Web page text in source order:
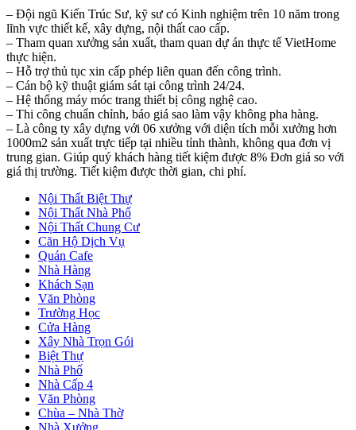
– Đội ngũ Kiến Trúc Sư, kỹ sư có Kinh nghiệm trên 10 năm trong
lĩnh vực thiết kế, xây dựng, nội thất cao cấp.
– Tham quan xưởng sản xuất, tham quan dự án thực tế VietHome
thực hiện.
– Hỗ trợ thủ tục xin cấp phép liên quan đến công trình.
– Cán bộ kỹ thuật giám sát tại công trình 24/24.
– Hệ thống máy móc trang thiết bị công nghệ cao.
– Thi công chuẩn chỉnh, báo giá sao làm vậy không pha hàng.
– Là công ty xây dựng với 06 xưởng với diện tích mỗi xưởng hơn
1000m2 sản xuất trực tiếp tại nhiều tỉnh thành, không qua đơn vị
trung gian. Giúp quý khách hàng tiết kiệm được 8% Đơn giá so với
giá thị trường. Tiết kiệm được thời gian, chi phí.
Nội Thất Biệt Thự
Nội Thất Nhà Phố
Nội Thất Chung Cư
Căn Hộ Dịch Vụ
Quán Cafe
Nhà Hàng
Khách Sạn
Văn Phòng
Trường Học
Cửa Hàng
Xây Nhà Trọn Gói
Biệt Thự
Nhà Phố
Nhà Cấp 4
Văn Phòng
Chùa – Nhà Thờ
Nhà Xưởng